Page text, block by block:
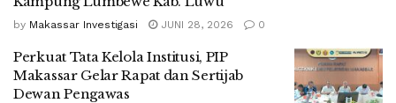
by Makassar Investigasi JUNI 28, 2026 0
Perkuat Tata Kelola Institusi, PIP
Makassar Gelar Rapat dan Sertijab
Dewan Pengawas